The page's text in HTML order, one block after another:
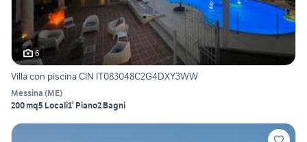
6
Villa con piscina CIN IT083048C2G4DXY3WW
Messina (ME)
200 mq5 Locali1° Piano2 Bagni